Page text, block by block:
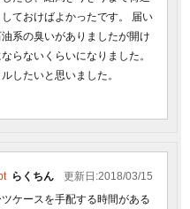
ておけばよかったです。 届い
系の臭いがありましたが開け
らないくらいになりました。
したいと思いました。
更新日:2018/03/15
らくちん
ケースを手配する時間がある